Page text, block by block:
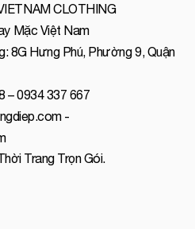
CLOTHING
Mặc Việt Nam
8G Hưng Phú, Phường 9, Quận
– 0934 337 667
-
Trang Trọn Gói.